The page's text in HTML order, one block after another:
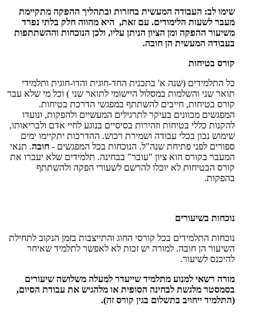
שימו לב: העבודה המעשית בחזרות ובתהליך ההפקה מתקיימת
מעבר לשעות הלימודים. עם זאת, היא מהווה חלק בלתי נפרד
משיעור ההפקה ומן הציון הניתן עליו, ולכן הנוכחות וההשתתפות
בעבודה המעשית הן חובה.
קורס בטיחות
כל התלמידים (שנה א' בתכנית החד-חוגית והדו-חוגית ותלמידי
תואר שני והשלמות במסלול היישומי לתואר שני ) וכל מי שלא עבר
קורס בטיחות, חייבים להשתתף במפגשי הדרכת בטיחות.
המפגשים מכוונים בעיקר לתרגילים המעשיים ולהפקות, ונועדו
להקנות כללי בטיחות וזהירות בסיסיים בנוגע לחיי אדם ולבריאותו,
שימוש נכון בכלי עבודה ושמירת רכוש. ההדרכות יתקיימו ימים
ספורים לפני פתיחת שנה"ל. הנוכחות בכל המפגשים - חובה. תנאי
המעבר בקורס הוא ציון "עובר" בבחינה. תלמידים שלא יעברו את
קורס הבטיחות לא יוכלו להרשם לשעורי הפקה ולהשתתף
בהפקות.
נוכחות בשיעורים
נוכחות התלמידים בכל קורסי החוג והתייצבות בזמן הנקוב לתחילת
השיעור הן חובה. למורה יש זכות לא לאפשר לתלמיד שאיחר
להיכנס לשיעור.
מורה רשאי למנוע מתלמיד שייעדר למעלה משלושה שיעורים
בסמסטר מלגשת לבחינה הסופית או מלהגיש את עבודת הסיום,
(התלמיד ייחויב בתשלום בגין קורס זה).